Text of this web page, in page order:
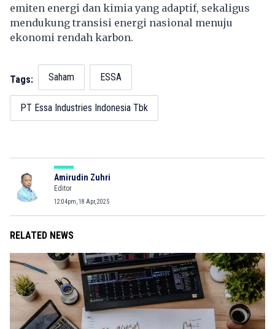
emiten energi dan kimia yang adaptif, sekaligus
mendukung transisi energi nasional menuju
ekonomi rendah karbon.
Tags: Saham ESSA
PT Essa Industries Indonesia Tbk
Amirudin Zuhri
Editor
12:04pm, 18 Apr, 2025
RELATED NEWS